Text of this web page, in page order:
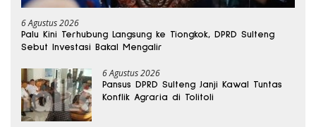
6 Agustus 2026
Palu Kini Terhubung Langsung ke Tiongkok, DPRD Sulteng
Sebut Investasi Bakal Mengalir
6 Agustus 2026
Pansus DPRD Sulteng Janji Kawal Tuntas
Konflik Agraria di Tolitoli